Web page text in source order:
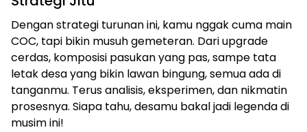
Dengan strategi turunan ini, kamu nggak cuma main
COC, tapi bikin musuh gemeteran. Dari upgrade
cerdas, komposisi pasukan yang pas, sampe tata
letak desa yang bikin lawan bingung, semua ada di
tanganmu. Terus analisis, eksperimen, dan nikmatin
prosesnya. Siapa tahu, desamu bakal jadi legenda di
musim ini!